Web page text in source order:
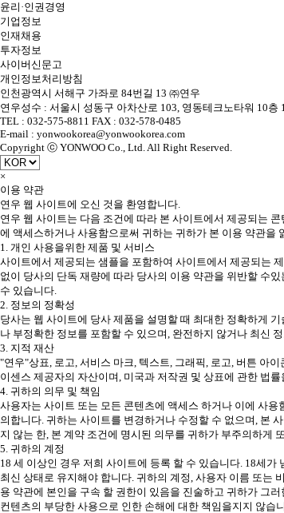
윤리·인권경영
기업정보
인재채용
투자정보
사이버신문고
개인정보처리방침
인천광역시 서해구 가좌로 84번길 13 ㈜연우
연우성수 : 서울시 성동구 아차산로 103, 영동테크노타워 10층
TEL : 032-575-8811 FAX : 032-578-0485
E-mail : yonwookorea@yonwookorea.com
Copyright ⓒ YONWOO Co., Ltd. All Right Reserved.
×
이용 약관
연우 웹 사이트에 오신 것을 환영합니다.
연우 웹 사이트는 다음 조건에 따라 본 사이트에서 제공되는
에 액세스하거나 사용함으로써 귀하는 귀하가 본 이용 약관을
1. 개인 사용을위한 제품 및 서비스
사이트에서 제공되는 샘플을 포함하여 사이트에서 제공되는
없이 당사의 단독 재량에 따라 당사의 이용 약관을 위반할 수
수 있습니다.
2. 정보의 정확성
당사는 웹 사이트에 당사 제품을 설명할 때 최대한 정확하게
나 부정확한 정보를 포함할 수 있으며, 완전하지 않거나 최신
3. 지적 재산
"연우"상표, 로고, 서비스 마크, 텍스트, 그래픽, 로고, 버튼 아
이센스 제공자의 자산이며, 미국과 저작권 및 상표에 관한 법
4. 귀하의 의무 및 책임
사용자는 사이트 또는 모든 콘텐츠에 액세스 하거나 이에 사
의합니다. 귀하는 사이트를 변경하거나 수정할 수 없으며, 본
지 않는 한, 본 계약 조건에 명시된 의무를 귀하가 부주의하게
5. 귀하의 계정
18 세 이상인 경우 저희 사이트에 등록 할 수 있습니다. 18세
최신 상태로 유지해야 합니다. 귀하의 계정, 사용자 이름 또는
용 약관에 본인을 구속 할 권한이 있음을 진술하고 귀하가 그
컨텐츠의 부당한 사용으로 인한 손해에 대한 책임을지지 않